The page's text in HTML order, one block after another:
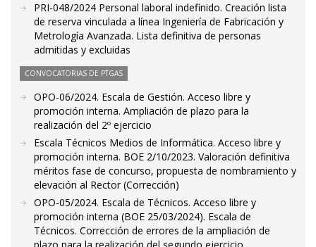
PRI-048/2024 Personal laboral indefinido. Creación lista
de reserva vinculada a línea Ingeniería de Fabricación y
Metrología Avanzada. Lista definitiva de personas
admitidas y excluidas
CONVOCATORIAS DE PTGAS
OPO-06/2024. Escala de Gestión. Acceso libre y
promoción interna. Ampliación de plazo para la
realización del 2º ejercicio
Escala Técnicos Medios de Informática. Acceso libre y
promoción interna. BOE 2/10/2023. Valoración definitiva
méritos fase de concurso, propuesta de nombramiento y
elevación al Rector (Corrección)
OPO-05/2024. Escala de Técnicos. Acceso libre y
promoción interna (BOE 25/03/2024). Escala de
Técnicos. Corrección de errores de la ampliación de